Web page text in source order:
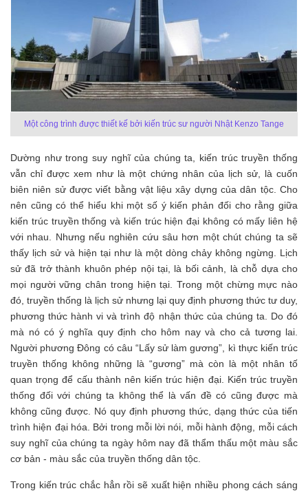
Một công trình được thiết kế bởi kiến trúc sư người Nhật Kenzo Tange
Dường như trong suy nghĩ của chúng ta, kiến trúc truyền thống
vẫn chỉ được xem như là một chứng nhân của lịch sử, là cuốn
biên niên sử được viết bằng vật liệu xây dựng của dân tộc. Cho
nên cũng có thể hiểu khi một số ý kiến phản đối cho rằng giữa
kiến trúc truyền thống và kiến trúc hiện đại không có mấy liên hệ
với nhau. Nhưng nếu nghiên cứu sâu hơn một chút chúng ta sẽ
thấy lịch sử và hiện tại như là một dòng chảy không ngừng. Lịch
sử đã trở thành khuôn phép nội tại, là bối cảnh, là chỗ dựa cho
mọi người vững chân trong hiện tại. Trong một chừng mực nào
đó, truyền thống là lịch sử nhưng lại quy định phương thức tư duy,
phương thức hành vi và trình độ nhận thức của chúng ta. Do đó
mà nó có ý nghĩa quy định cho hôm nay và cho cả tương lai.
Người phương Đông có câu “Lấy sử làm gương”, kì thực kiến trúc
truyền thống không những là “gương” mà còn là một nhân tố
quan trọng để cấu thành nên kiến trúc hiện đại. Kiến trúc truyền
thống đối với chúng ta không thể là vấn đề có cũng được mà
không cũng được. Nó quy định phương thức, dạng thức của tiến
trình hiện đại hóa. Bởi trong mỗi lời nói, mỗi hành động, mỗi cách
suy nghĩ của chúng ta ngày hôm nay đã thẩm thấu một màu sắc
cơ bản - màu sắc của truyền thống dân tộc.
Trong kiến trúc chắc hẳn rồi sẽ xuất hiện nhiều phong cách sáng